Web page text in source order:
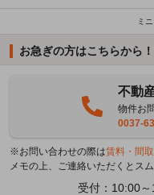
ミ
お急ぎの方はこちらから！
不動
物件お
0037-
※お問い合わせの際は賃料・間
メモの上、ご連絡いただくとスム
受付：10:00～